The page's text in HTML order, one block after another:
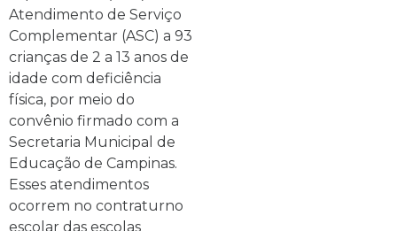
Atendimento de Serviço
Complementar (ASC) a 93
crianças de 2 a 13 anos de
idade com deficiência
física, por meio do
convênio firmado com a
Secretaria Municipal de
Educação de Campinas.
Esses atendimentos
ocorrem no contraturno
escolar das escolas